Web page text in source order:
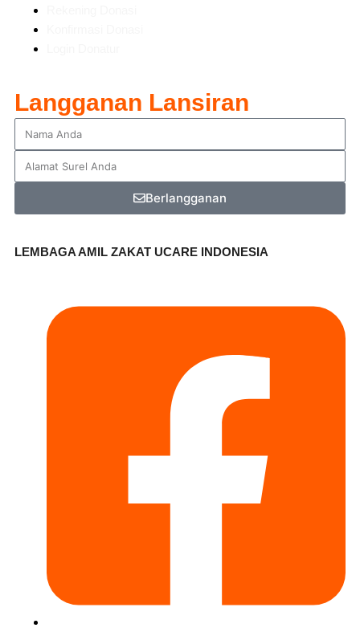
Langganan Lansiran
Berlangganan
LEMBAGA AMIL ZAKAT UCARE INDONESIA